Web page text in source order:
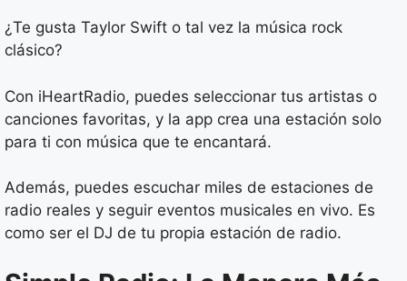
¿Te gusta Taylor Swift o tal vez la música rock
clásico?
Con iHeartRadio, puedes seleccionar tus artistas o
canciones favoritas, y la app crea una estación solo
para ti con música que te encantará.
Además, puedes escuchar miles de estaciones de
radio reales y seguir eventos musicales en vivo. Es
como ser el DJ de tu propia estación de radio.